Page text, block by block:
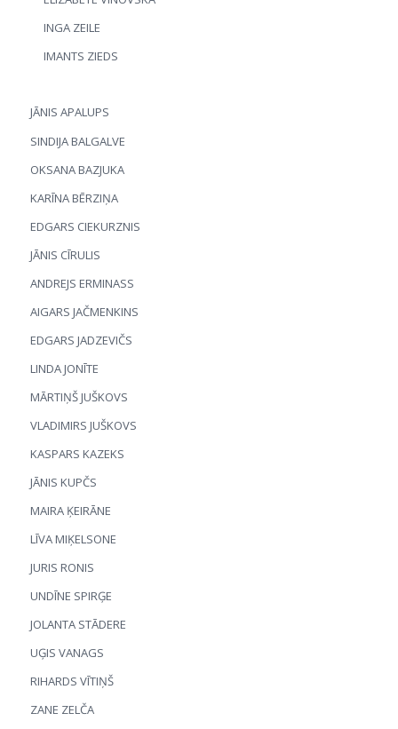
INGA ZEILE
IMANTS ZIEDS
JĀNIS APALUPS
SINDIJA BALGALVE
OKSANA BAZJUKA
KARĪNA BĒRZIŅA
EDGARS CIEKURZNIS
JĀNIS CĪRULIS
ANDREJS ERMINASS
AIGARS JAČMENKINS
EDGARS JADZEVIČS
LINDA JONĪTE
MĀRTIŅŠ JUŠKOVS
VLADIMIRS JUŠKOVS
KASPARS KAZEKS
JĀNIS KUPČS
MAIRA ĶEIRĀNE
LĪVA MIĶELSONE
JURIS RONIS
UNDĪNE SPIRĢE
JOLANTA STĀDERE
UĢIS VANAGS
RIHARDS VĪTIŅŠ
ZANE ZELČA